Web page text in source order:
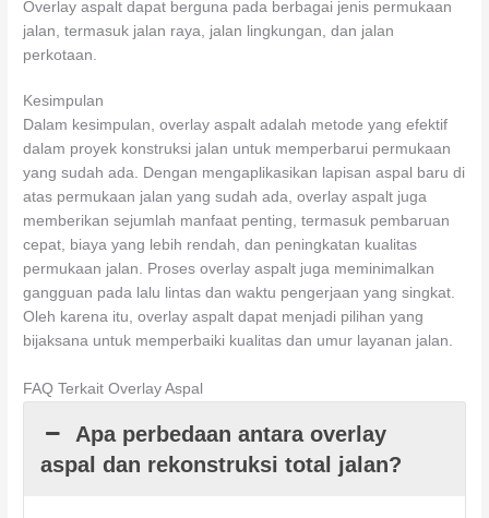
Overlay aspalt dapat berguna pada berbagai jenis permukaan
jalan, termasuk jalan raya, jalan lingkungan, dan jalan
perkotaan.
Kesimpulan
Dalam kesimpulan, overlay aspalt adalah metode yang efektif
dalam proyek konstruksi jalan untuk memperbarui permukaan
yang sudah ada. Dengan mengaplikasikan lapisan aspal baru di
atas permukaan jalan yang sudah ada, overlay aspalt juga
memberikan sejumlah manfaat penting, termasuk pembaruan
cepat, biaya yang lebih rendah, dan peningkatan kualitas
permukaan jalan. Proses overlay aspalt juga meminimalkan
gangguan pada lalu lintas dan waktu pengerjaan yang singkat.
Oleh karena itu, overlay aspalt dapat menjadi pilihan yang
bijaksana untuk memperbaiki kualitas dan umur layanan jalan.
FAQ Terkait Overlay Aspal
Apa perbedaan antara overlay
aspal dan rekonstruksi total jalan?